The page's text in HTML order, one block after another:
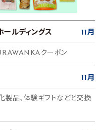
ールディングス 11月
クーポン
11月
製品、体験ギフトなどと交換